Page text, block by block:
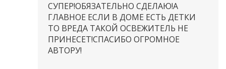
СУПЕР!ОБЯЗАТЕЛЬНО СДЕЛАЮ!А
ГЛАВНОЕ ЕСЛИ В ДОМЕ ЕСТЬ ДЕТКИ
ТО ВРЕДА ТАКОЙ ОСВЕЖИТЕЛЬ НЕ
ПРИНЕСЕТ!СПАСИБО ОГРОМНОЕ
АВТОРУ!